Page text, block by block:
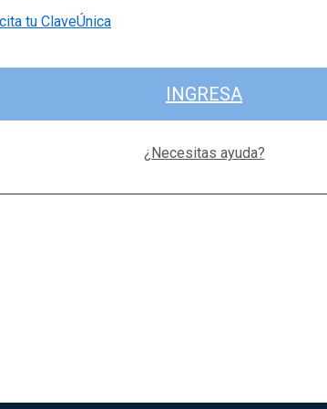
tu ClaveÚnica
INGRESA
¿Necesitas ayuda?